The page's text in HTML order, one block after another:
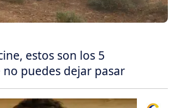
estos son los 5
puedes dejar pasar